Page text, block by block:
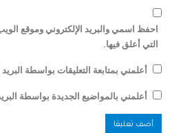
احفظ اسمي والبريد الإلكتروني وموقع
التي أعلق فيها.
أعلمني بمتابعة التعليقات بواسطة البريد
أعلمني بالمواضيع الجديدة بواسطة